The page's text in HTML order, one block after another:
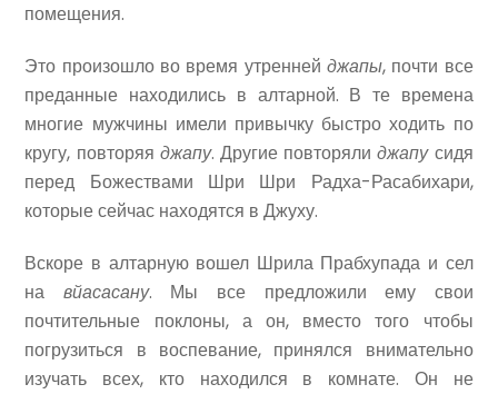
помещения.
Это произошло во время утренней джапы, почти все
преданные находились в алтарной. В те времена
многие мужчины имели привычку быстро ходить по
кругу, повторяя джапу. Другие повторялиджапусидя
перед Божествами Шри Шри Радха-Расабихари,
которые сейчас находятся в Джуху.
Вскоре в алтарную вошел Шрила Прабхупада и сел
на вйасасану. Мы все предложили ему свои
почтительные поклоны, а он, вместо того чтобы
погрузиться в воспевание, принялся внимательно
изучать всех, кто находился в комнате. Он не